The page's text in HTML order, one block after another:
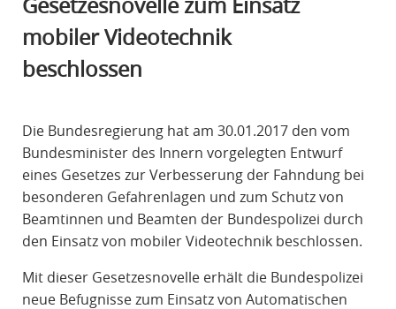
mobiler Videotechnik
beschlossen
Die Bundesregierung hat am 30.01.2017 den vom
Bundesminister des Innern vorgelegten Entwurf
eines Gesetzes zur Verbesserung der Fahndung bei
besonderen Gefahrenlagen und zum Schutz von
Beamtinnen und Beamten der Bundespolizei durch
den Einsatz von mobiler Videotechnik beschlossen.
Mit dieser Gesetzesnovelle erhält die Bundespolizei
neue Befugnisse zum Einsatz von Automatischen